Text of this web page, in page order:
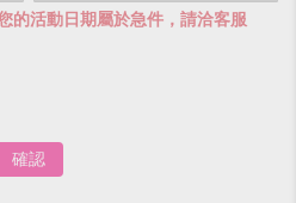
的活動日期屬於急件，請洽客服
確認